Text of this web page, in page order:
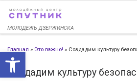
Открыть панель
Перейти к содержимому
МОЛОДЕЖЬ ДЗЕРЖИНСКА
Главная » Это важно! » Создадим культуру
Создадим культуру